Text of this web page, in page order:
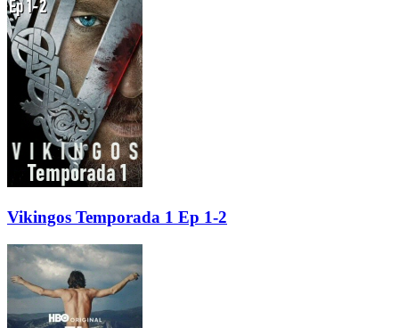
Vikingos Temporada 1 Ep 1-2